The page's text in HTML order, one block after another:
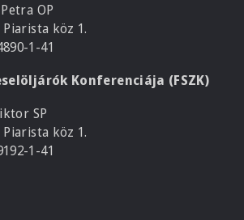
OP
Piarista köz 1.
1-41
Konferenciája (FSZK)
SP
Piarista köz 1.
1-41